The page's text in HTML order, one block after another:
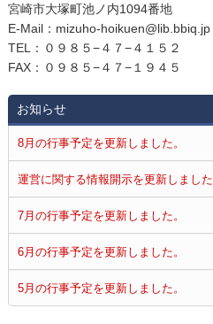
宮崎市大塚町池ノ内1094番地
E‐Mail：mizuho-hoikuen@lib.bbiq.jp
TEL：０９８５−４７−４１５２
FAX：０９８５−４７−１９４５
お知らせ
8月の行事予定を更新しました。
運営に関する情報開示を更新しました
7月の行事予定を更新しました。
6月の行事予定を更新しました。
5月の行事予定を更新しました。